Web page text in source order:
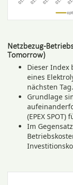
Netzbezug-
Tomorrow)
Dieser Index
eines
nächsten Tag.
Grundlage
(EPEX
Im